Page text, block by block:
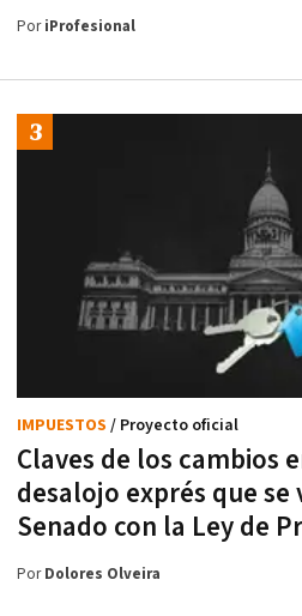
PoriProfesional
Claves de los cambios
desalojo exprés que se
Senado con la Ley de
IMPUESTOS / Proyecto oficial
PorDolores Olveira